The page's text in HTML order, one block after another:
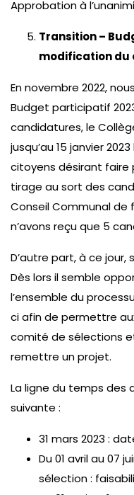
Approbation à
Transition –
modification du
En novembre 2022,
Budget participatif
candidatures, le
jusqu’au 15 janvier
citoyens désirant faire
tirage au sort des
Conseil Communal de
n’avons reçu que 5
D’autre part, à ce
Dès lors il semble
l’ensemble du
ci afin de permettre
comité de sélections
remettre un projet.
La ligne du temps des
suivante :
31 mars 2023 :
Du 01 avril au 07
sélection :